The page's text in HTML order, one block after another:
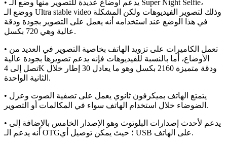
• يدعم أوضاع عديدة للتصوير منها وضع الـ Super Night Selfie،
ووضع الـ Ultra stable video وذلك لتصوير الفيديوهات ولكن المشكلة
في هذا الوضع عند استخدامه أنه يعمل على التصوير بجودة ودقة
عالية وهي 720 بكسل.
• تعمل الكاميرات على تزويد الهاتف بخاصية التصوير في العديد من
الأوضاع، أما بالنسبة للفيديوهات فإنه يدعم تصويرها بجودة عالية
تصل إلى 4K ودقة متميزة 2160 بكسل وهو ما يعادل 30 إطار خلال
الثانية الواحدة.
• يتمتع الهاتف بميكرفون ثانوي يعمل على تصفية الصوت وعزل
الضوضاء خلال استخدام الهاتف سواء في المكالمات أو التصوير.
• يدعم لأحدث إصدارات البلوتوث وهو الإصدار الخامس بالإضافة إلى
أنه يدعم الـ OTG؛ حيث يمكن توصيل أي USB على الهاتف.